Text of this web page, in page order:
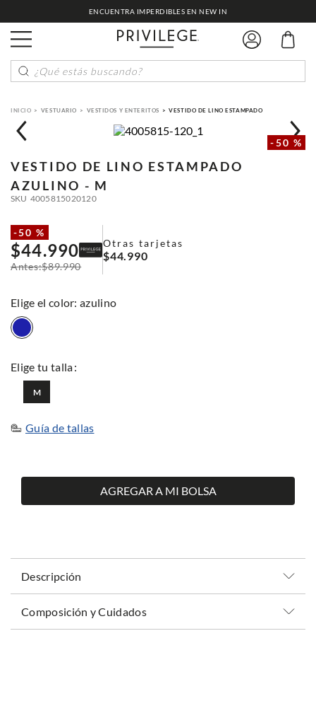
ENCUENTRA IMPERDIBLES EN NEW IN
¿Qué estás buscando?
VESTUARIO VESTIDOS Y ENTERITOS VESTIDO DE LINO ESTAMPADO
-50 %
VESTIDO DE LINO ESTAMPADO
AZULINO - M
SKU 4005815020120
-50 %
$44.990
$89.990
Otras tarjetas
$44.990
: azulino
M
Guía de tallas
AGREGAR A MI BOLSA
Descripción
Composición y Cuidados